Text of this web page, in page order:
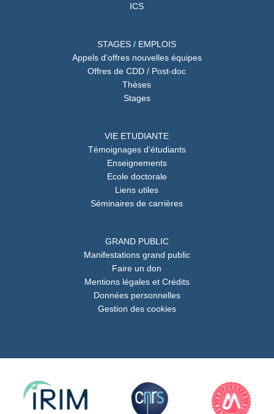
ICS
STAGES / EMPLOIS
Appels d’offres nouvelles équipes
Offres de CDD / Post-doc
Thèses
Stages
VIE ETUDIANTE
Témoignages d’étudiants
Enseignements
Ecole doctorale
Liens utiles
Séminaires de carrières
GRAND PUBLIC
Manifestations grand public
Faire un don
Mentions légales et Crédits
Données personnelles
Gestion des cookies